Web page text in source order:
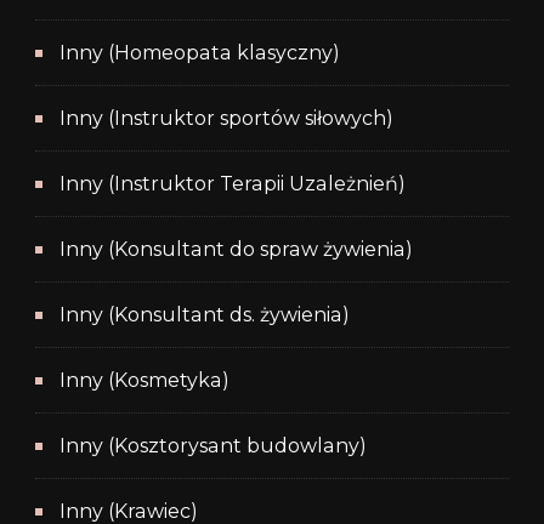
Inny (Homeopata klasyczny)
Inny (Instruktor sportów siłowych)
Inny (Instruktor Terapii Uzależnień)
Inny (Konsultant do spraw żywienia)
Inny (Konsultant ds. żywienia)
Inny (Kosmetyka)
Inny (Kosztorysant budowlany)
Inny (Krawiec)